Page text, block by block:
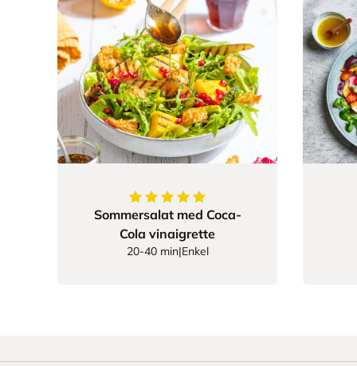
5av5stjerner
Sommersalat med Coca-
Cola vinaigrette
20-40 min|Enkel